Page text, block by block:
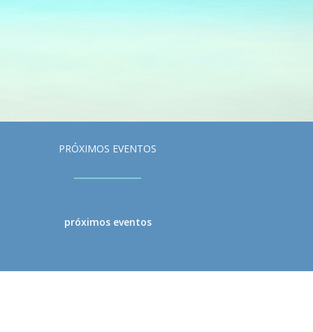
PRÓXIMOS EVENTOS
próximos eventos